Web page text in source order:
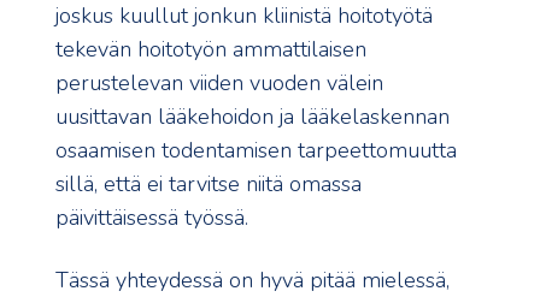
joskus kuullut jonkun kliinistä hoitotyötä
tekevän hoitotyön ammattilaisen
perustelevan viiden vuoden välein
uusittavan lääkehoidon ja lääkelaskennan
osaamisen todentamisen tarpeettomuutta
sillä, että ei tarvitse niitä omassa
päivittäisessä työssä.
Tässä yhteydessä on hyvä pitää mielessä,